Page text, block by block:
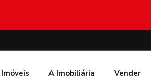
Imóveis A Imobiliária Vender